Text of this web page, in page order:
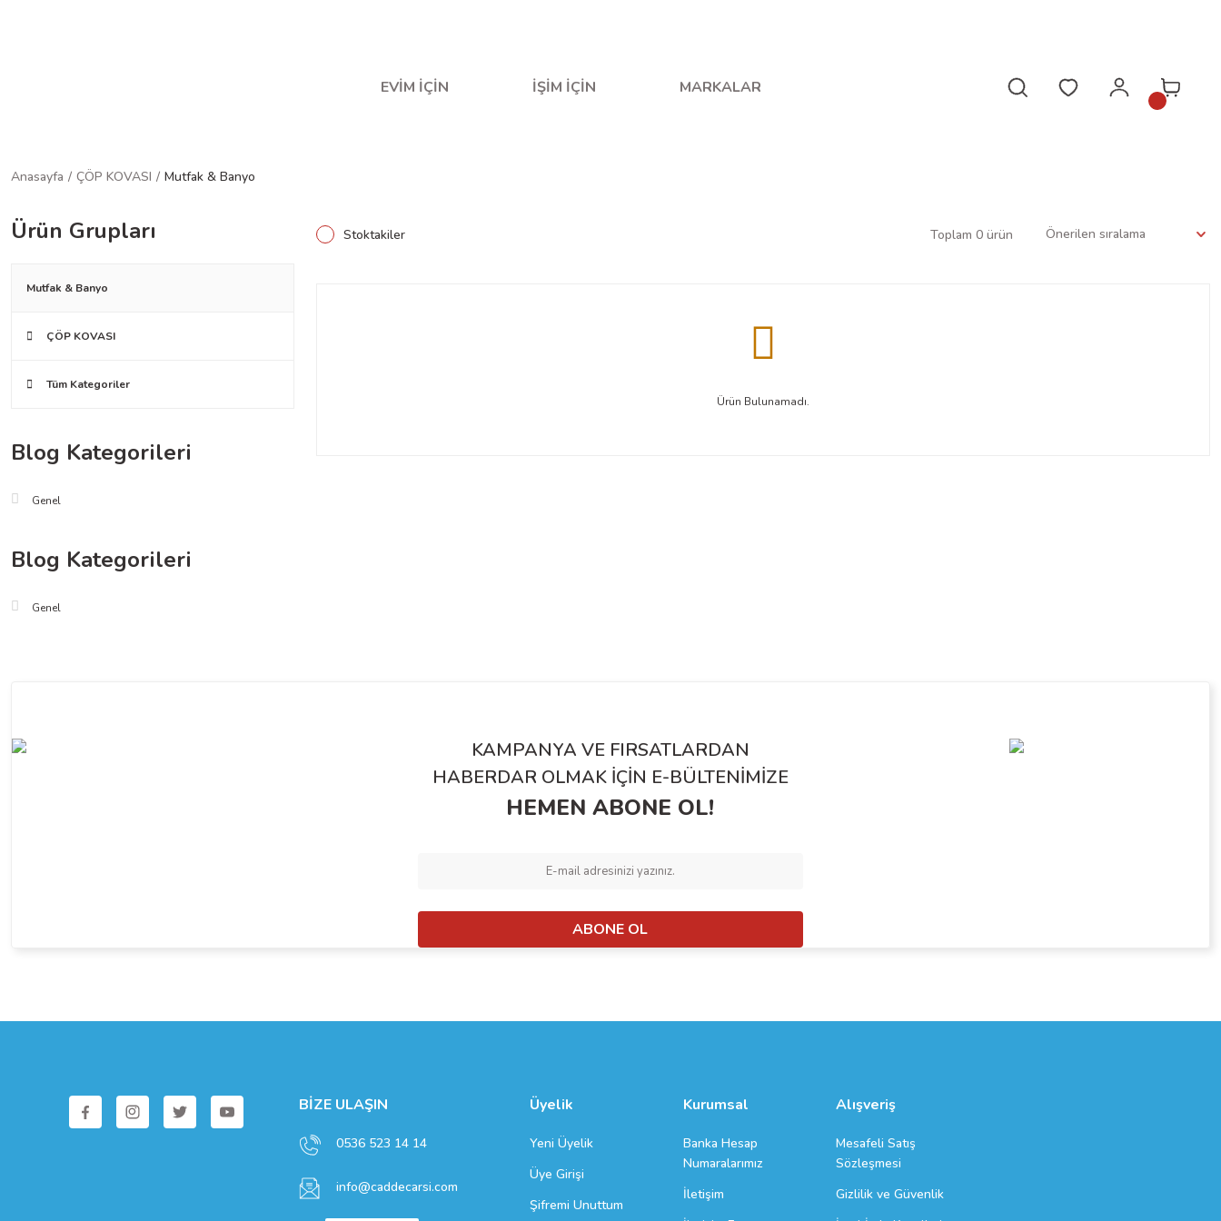
EVİM İÇİN İŞİM İÇİN MARKALAR
Anasayfa ÇÖP KOVASI Mutfak & Banyo
Ürün Grupları
Mutfak & Banyo
ÇÖP KOVASI
Tüm Kategoriler
Blog Kategorileri
Genel
Blog Kategorileri
Genel
Stoktakiler Toplam 0 ürün
Ürün Bulunamadı.
KAMPANYA VE FIRSATLARDAN
HABERDAR OLMAK İÇİN E-BÜLTENİMİZE
HEMEN ABONE OL!
ABONE OL
BİZE ULAŞIN
0536 523 14 14
info@caddecarsi.com
Üyelik
Yeni Üyelik
Üye Girişi
Şifremi Unuttum
Kurumsal
Banka Hesap
Numaralarımız
İletişim
Alışveriş
Mesafeli Satış
Sözleşmesi
Gizlilik ve Güvenlik